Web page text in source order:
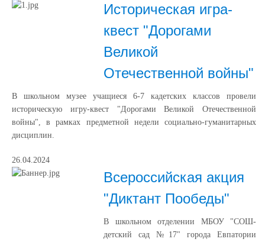
Историческая игра-
квест "Дорогами
Великой
Отечественной войны"
В школьном музее учащиеся 6-7 кадетских классов провели
историческую игру-квест "Дорогами Великой Отечественной
войны", в рамках предметной недели социально-гуманитарных
дисциплин.
26.04.2024
Всероссийская акция
"Диктант Пообеды"
В школьном отделении МБОУ "СОШ-
детский сад №17" города Евпатории